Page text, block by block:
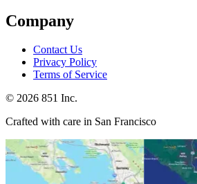
Company
Contact Us
Privacy Policy
Terms of Service
© 2026 851 Inc.
Crafted with care in San Francisco